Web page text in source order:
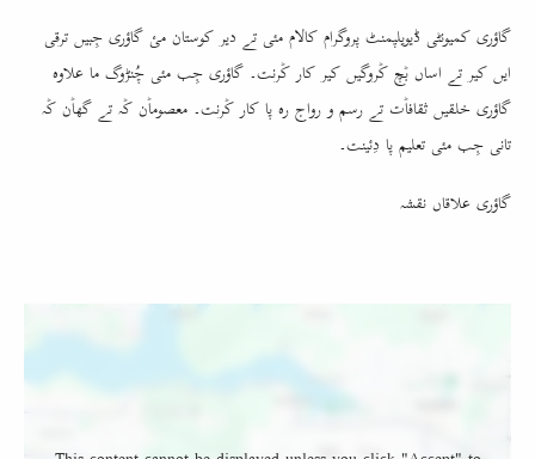
گاؤری کمیونٹی ڈیویلپمنٹ پروگرام کالام مئی تے دیر کوستان مئ گاؤری جِبیں ترقی
ایں کیر تے اساں بٞچ کٞروگیں کیر کار کٞرنت۔ گاؤری جِب مئی چُنڑوگ ما علاوہ
گاؤری خلقیں ثقافاٞت تے رسم و رواج رہ پا کار کٞرنت۔ معصوماٞن کٞہ تے گھاٞن کٞہ
تانی جِب مئی تعلیم پا دِئینت۔
گاؤری علاقاں نقشہ